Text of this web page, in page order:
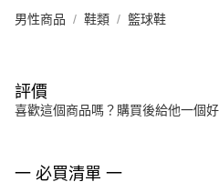
男性商品 鞋類 籃球鞋
評價
喜歡這個商品嗎？購買後給他一個
一 必買清單 一